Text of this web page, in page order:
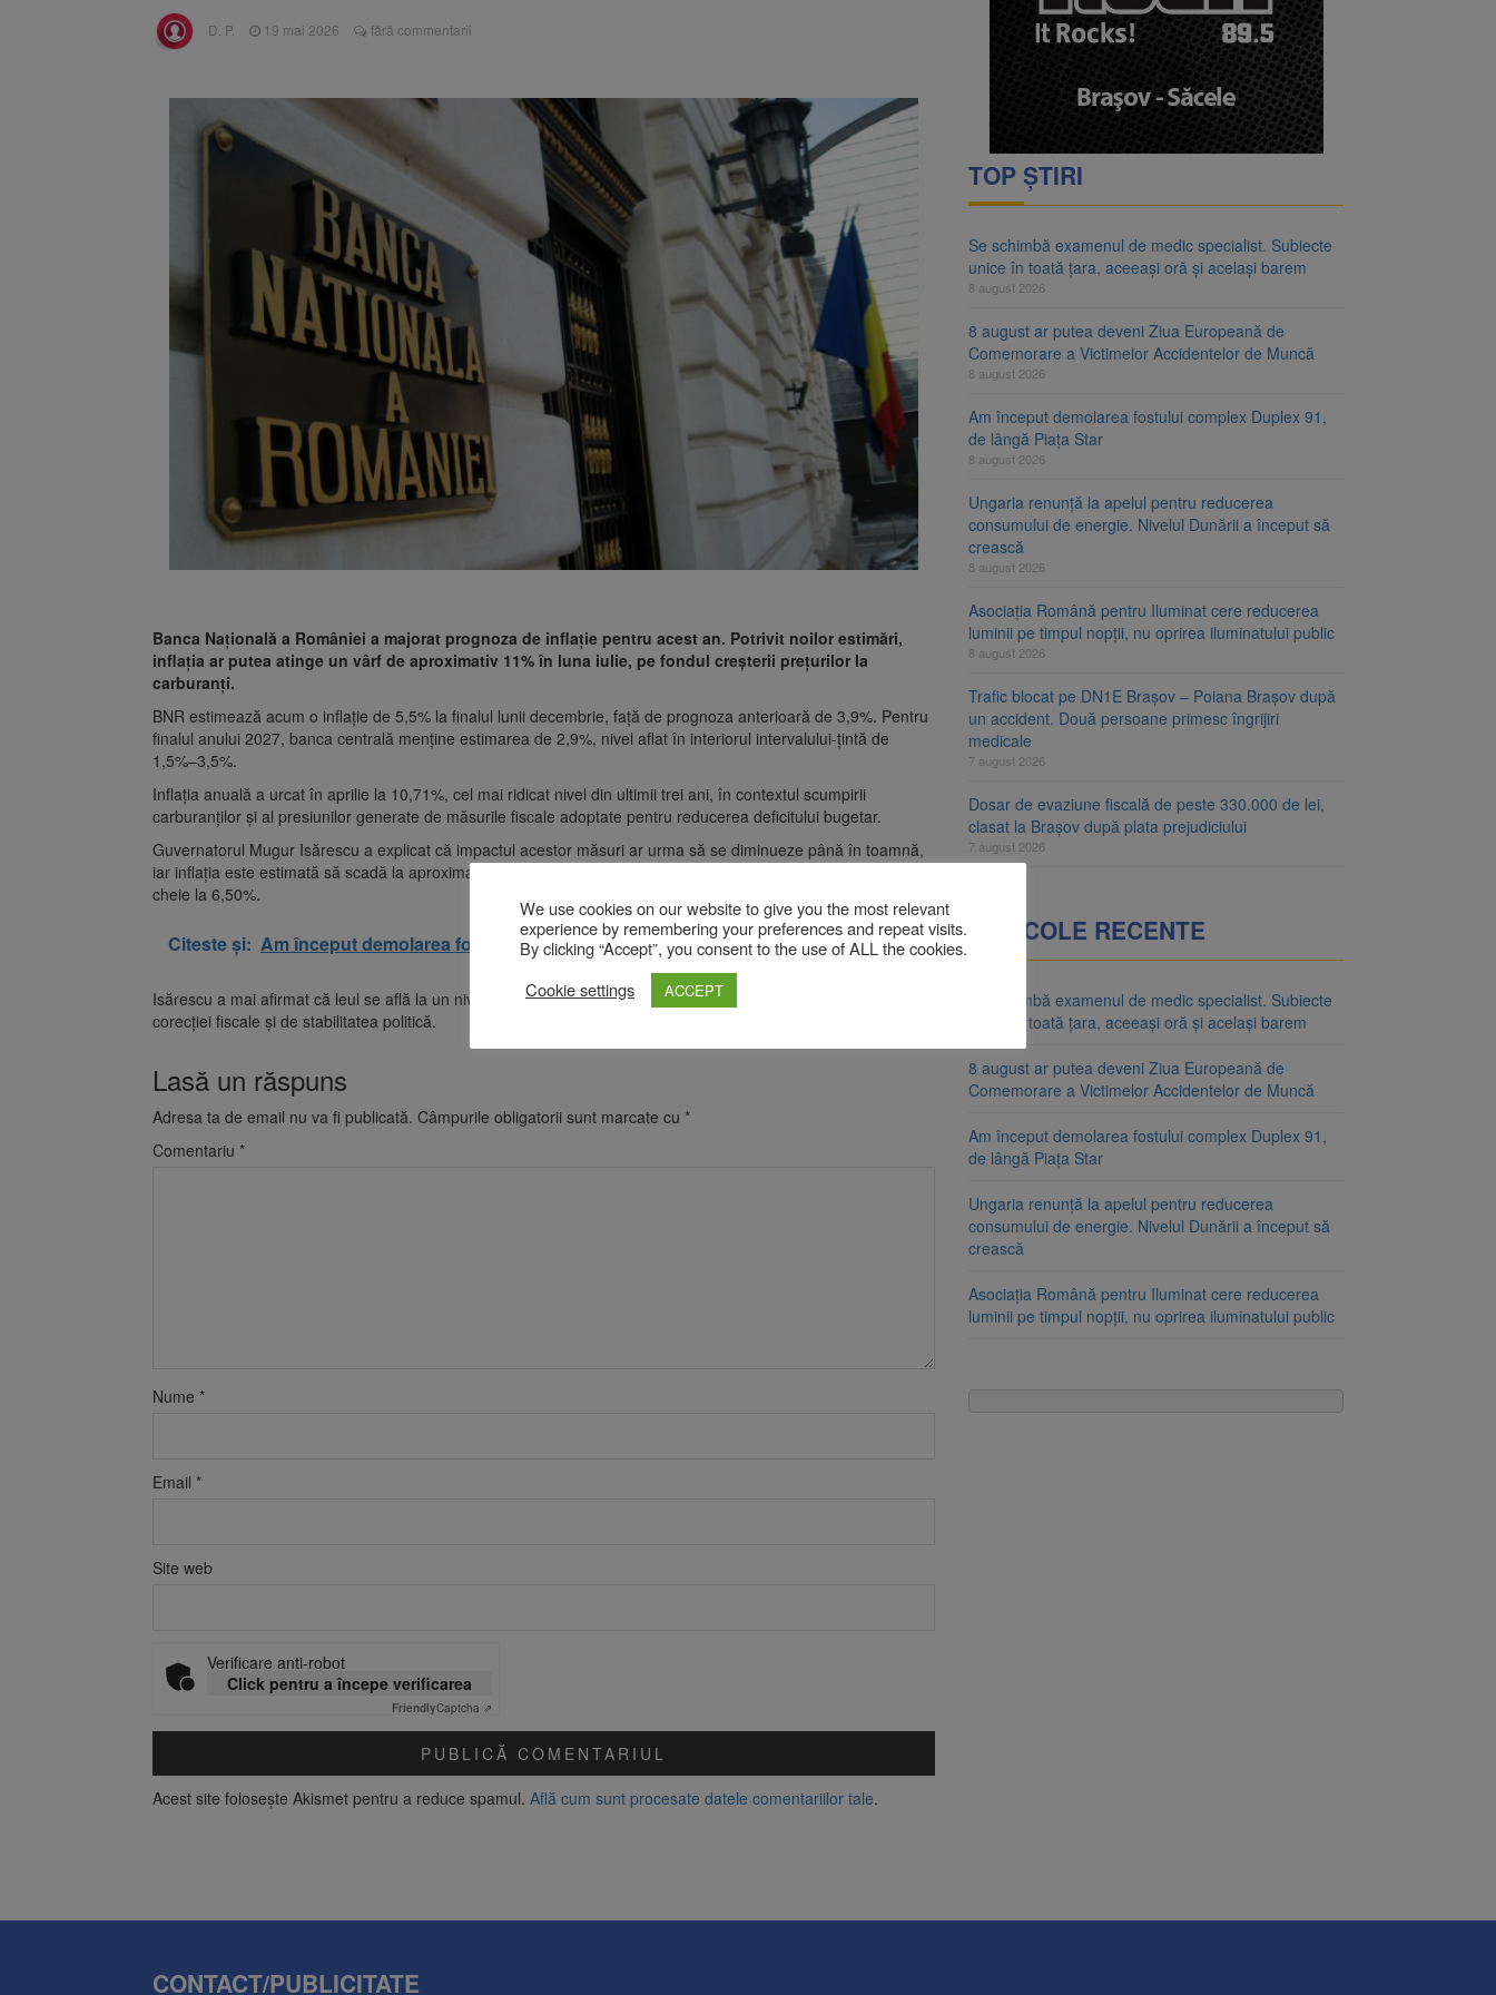
Trafic blocat pe DN1E Brașov – Poiana Brașov după un accident. Două persoane primesc îngrijiri
medicale
Se schimbă examenul de medic specialist. Subiecte unice în toată țara, aceeași oră și același barem
D. P. 19 mai 2026 fără commentarii
Banca Națională a României a majorat prognoza de inflație pentru acest an. Potrivit noilor estimări,
inflația ar putea atinge un vârf de aproximativ 11% în luna iulie, pe fondul creșterii prețurilor la
carburanți.
BNR estimează acum o inflație de 5,5% la finalul lunii decembrie, față de prognoza anterioară de 3,9%. Pentru
finalul anului 2027, banca centrală menține estimarea de 2,9%, nivel aflat în interiorul intervalului-țintă de
1,5%–3,5%.
Inflația anuală a urcat în aprilie la 10,71%, cel mai ridicat nivel din ultimii trei ani, în contextul scumpirii
carburanților și al presiunilor generate de măsurile fiscale adoptate pentru reducerea deficitului bugetar.
Guvernatorul Mugur Isărescu a explicat că impactul acestor măsuri ar urma să se diminueze până în toamnă,
iar inflația este estimată să scadă la aproximativ 6% până în septembrie. Banca Națională a menținut dobânda-
cheie la 6,50%.
Citeste și: Am început demolarea fostului complex Duplex 91, de lângă Piața Star
Isărescu a mai afirmat că leul se află la un nivel de echilibru, însă evoluția cursului depinde de continuarea
corecției fiscale și de stabilitatea politică.
Lasă un răspuns
Adresa ta de email nu va fi publicată. Câmpurile obligatorii sunt marcate cu *
Comentariu *
Nume *
Email *
Site web
Verificare anti-robot
Click pentru a începe verificarea
FriendlyCaptcha ⇗
Acest site folosește Akismet pentru a reduce spamul. Află cum sunt procesate datele comentariilor tale.
TOP ȘTIRI
Se schimbă examenul de medic specialist. Subiecte
unice în toată țara, aceeași oră și același barem
8 august 2026
8 august ar putea deveni Ziua Europeană de
Comemorare a Victimelor Accidentelor de Muncă
8 august 2026
Am început demolarea fostului complex Duplex 91,
de lângă Piața Star
8 august 2026
Ungaria renunță la apelul pentru reducerea
consumului de energie. Nivelul Dunării a început să
crească
8 august 2026
Asociația Română pentru Iluminat cere reducerea
luminii pe timpul nopții, nu oprirea iluminatului public
8 august 2026
Trafic blocat pe DN1E Brașov – Poiana Brașov după
un accident. Două persoane primesc îngrijiri
medicale
7 august 2026
Dosar de evaziune fiscală de peste 330.000 de lei,
clasat la Brașov după plata prejudiciului
7 august 2026
ARTICOLE RECENTE
Se schimbă examenul de medic specialist. Subiecte
unice în toată țara, aceeași oră și același barem
8 august ar putea deveni Ziua Europeană de
Comemorare a Victimelor Accidentelor de Muncă
Am început demolarea fostului complex Duplex 91,
de lângă Piața Star
Ungaria renunță la apelul pentru reducerea
consumului de energie. Nivelul Dunării a început să
crească
Asociația Română pentru Iluminat cere reducerea
luminii pe timpul nopții, nu oprirea iluminatului public
CONTACT/PUBLICITATE
We use cookies on our website to give you the most relevant
experience by remembering your preferences and repeat visits.
By clicking “Accept”, you consent to the use of ALL the cookies.
Cookie settings
ACCEPT